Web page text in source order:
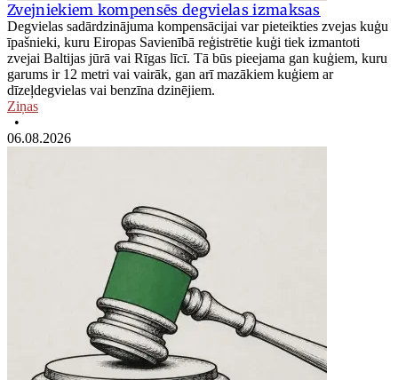
Zvejniekiem kompensēs degvielas izmaksas
Degvielas sadārdzinājuma kompensācijai var pieteikties zvejas kuģu
īpašnieki, kuru Eiropas Savienībā reģistrētie kuģi tiek izmantoti
zvejai Baltijas jūrā vai Rīgas līcī. Tā būs pieejama gan kuģiem, kuru
garums ir 12 metri vai vairāk, gan arī mazākiem kuģiem ar
dīzeļdegvielas vai benzīna dzinējiem.
Ziņas
•
06.08.2026